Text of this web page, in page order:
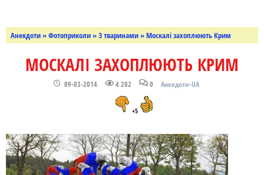
Анекдоти»Фотоприколи»З тваринами» Москалі захоплюють Крим
МОСКАЛІ ЗАХОПЛЮЮТЬ КРИМ
09-03-2014 4 202 0 Анекдоти-UA
+5